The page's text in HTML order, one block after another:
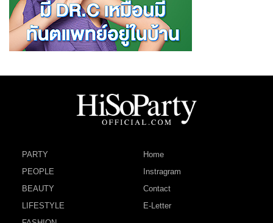
PARTY
PEOPLE
BEAUTY
LIFESTYLE
Home
Instragram
Contact
E-Letter